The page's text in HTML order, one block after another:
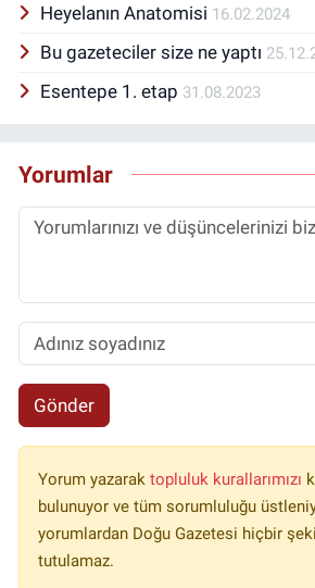
Heyelanın Anatomisi 16.02.2024
Bu gazeteciler size ne yaptı
Esentepe 1. etap 31.08.2023
Yorumlar
Gönder
Yorum yazarak topluluk kurallarımızı
bulunuyor ve tüm sorumluluğu
yorumlardan Doğu Gazetesi hiçbir
tutulamaz.